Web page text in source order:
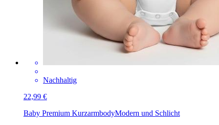
Nachhaltig
22,99 €
Baby Premium KurzarmbodyModern und Schlicht